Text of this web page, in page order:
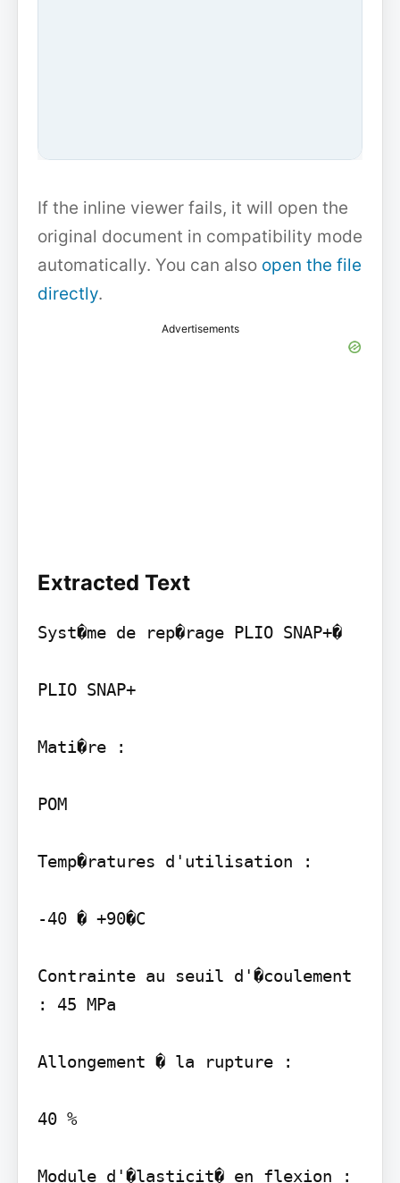
If the inline viewer fails, it will open the
original document in compatibility mode
automatically. You can also open the file
directly.
Advertisements
Extracted Text
Syst�me de rep�rage PLIO SNAP+�
PLIO SNAP+
Mati�re :
POM
Temp�ratures d'utilisation :
-40 � +90�C
Contrainte au seuil d'�coulement
: 45 MPa
Allongement � la rupture :
40 %
Module d'�lasticit� en flexion :